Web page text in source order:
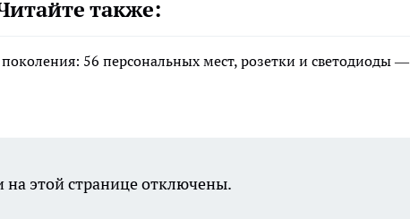
также:
56 персональных мест, розетки и светодиоды —
этой странице отключены.